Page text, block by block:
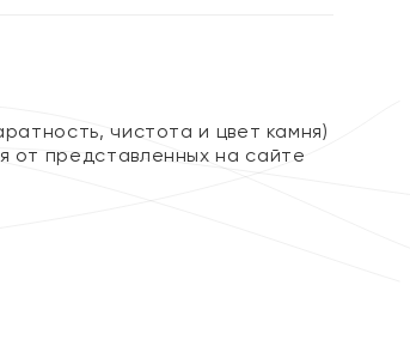
чистота и цвет камня)
от представленных на сайте